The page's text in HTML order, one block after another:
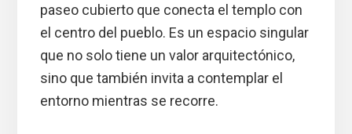
paseo cubierto que conecta el templo con
el centro del pueblo. Es un espacio singular
que no solo tiene un valor arquitectónico,
sino que también invita a contemplar el
entorno mientras se recorre.